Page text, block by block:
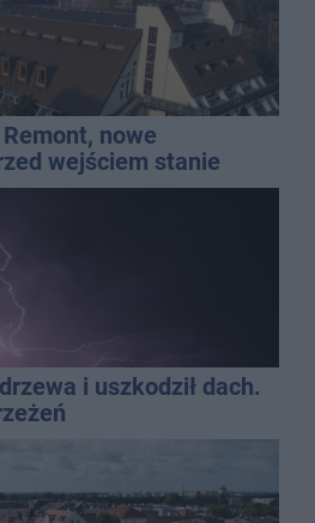
nowe
wejściem stanie
i uszkodził dach.